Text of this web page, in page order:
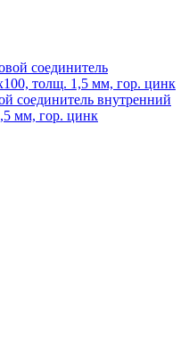
соединитель внутренний
мм, гор. цинк